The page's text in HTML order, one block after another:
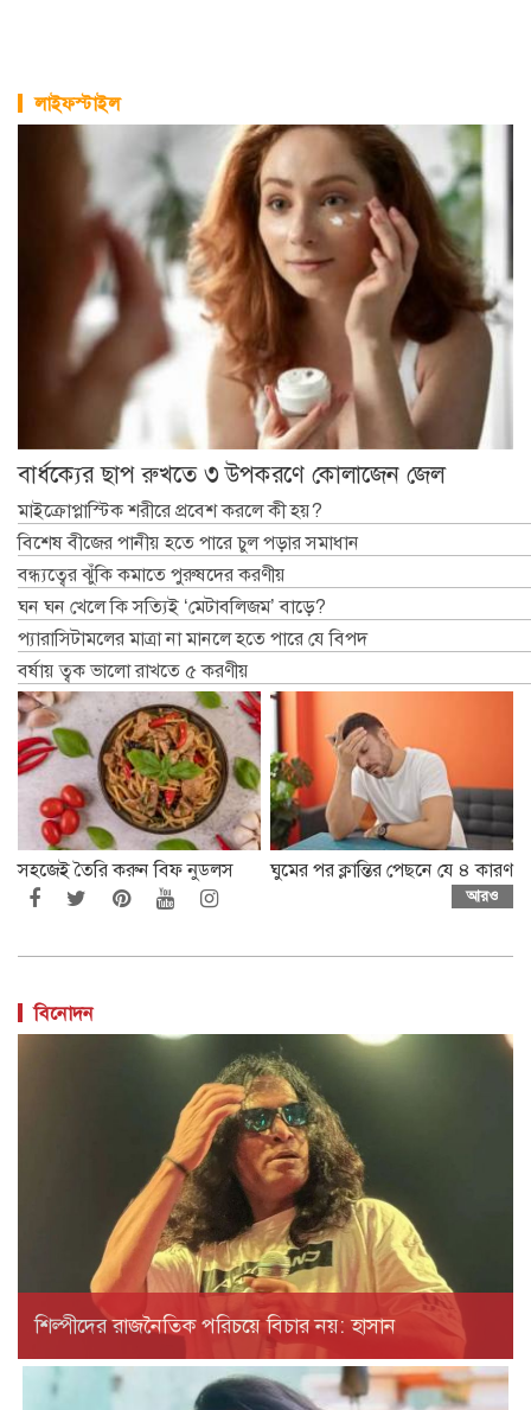
লাইফস্টাইল
বার্ধক্যের ছাপ রুখতে ৩ উপকরণে কোলাজেন জেল
মাইক্রোপ্লাস্টিক শরীরে প্রবেশ করলে কী হয়?
বিশেষ বীজের পানীয় হতে পারে চুল পড়ার সমাধান
বন্ধ্যত্বের ঝুঁকি কমাতে পুরুষদের করণীয়
ঘন ঘন খেলে কি সত্যিই ‘মেটাবলিজম’ বাড়ে?
প্যারাসিটামলের মাত্রা না মানলে হতে পারে যে বিপদ
বর্ষায় ত্বক ভালো রাখতে ৫ করণীয়
সহজেই তৈরি করুন বিফ নুডলস ঘুমের পর ক্লান্তির পেছনে যে ৪ কারণ
আরও
বিনোদন
শিল্পীদের রাজনৈতিক পরিচয়ে বিচার নয়: হাসান